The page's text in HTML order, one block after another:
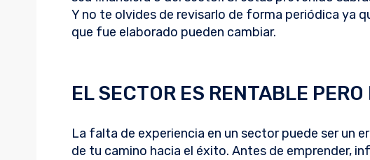
Y no te olvides de revisarlo de forma periódica ya
que fue elaborado pueden cambiar.
EL SECTOR ES RENTABLE
La falta de experiencia en un sector puede ser un
de tu camino hacia el éxito. Antes de emprender,